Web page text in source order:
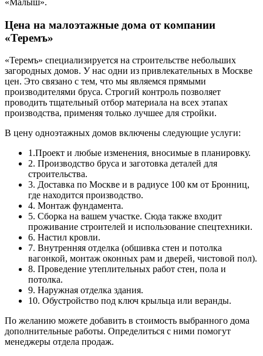
Цена на малоэтажные дома от компании
«Теремъ»
«Теремъ» специализируется на строительстве небольших
загородных домов. У нас одни из привлекательных в Москве
цен. Это связано с тем, что мы являемся прямыми
производителями бруса. Строгий контроль позволяет
проводить тщательный отбор материала на всех этапах
производства, применяя только лучшее для стройки.
В цену одноэтажных домов включены следующие услуги:
1.Проект и любые изменения, вносимые в планировку.
2. Производство бруса и заготовка деталей для
строительства.
3. Доставка по Москве и в радиусе 100 км от Бронниц,
где находится производство.
4. Монтаж фундамента.
5. Сборка на вашем участке. Сюда также входит
проживание строителей и использование спецтехники.
6. Настил кровли.
7. Внутренняя отделка (обшивка стен и потолка
вагонкой, монтаж оконных рам и дверей, чистовой пол).
8. Проведение утеплительных работ стен, пола и
потолка.
9. Наружная отделка здания.
10. Обустройство под ключ крыльца или веранды.
По желанию можете добавить в стоимость выбранного дома
дополнительные работы. Определиться с ними помогут
менеджеры отдела продаж.